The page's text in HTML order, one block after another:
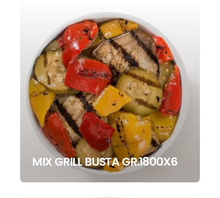
MIX GRILL BUSTA GR.1800X6